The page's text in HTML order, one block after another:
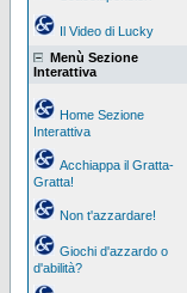
Il Video di Lucky
Menù Sezione
Interattiva
Home Sezione
Interattiva
Acchiappa il Gratta-
Gratta!
Non t'azzardare!
Giochi d'azzardo o
d'abilità?